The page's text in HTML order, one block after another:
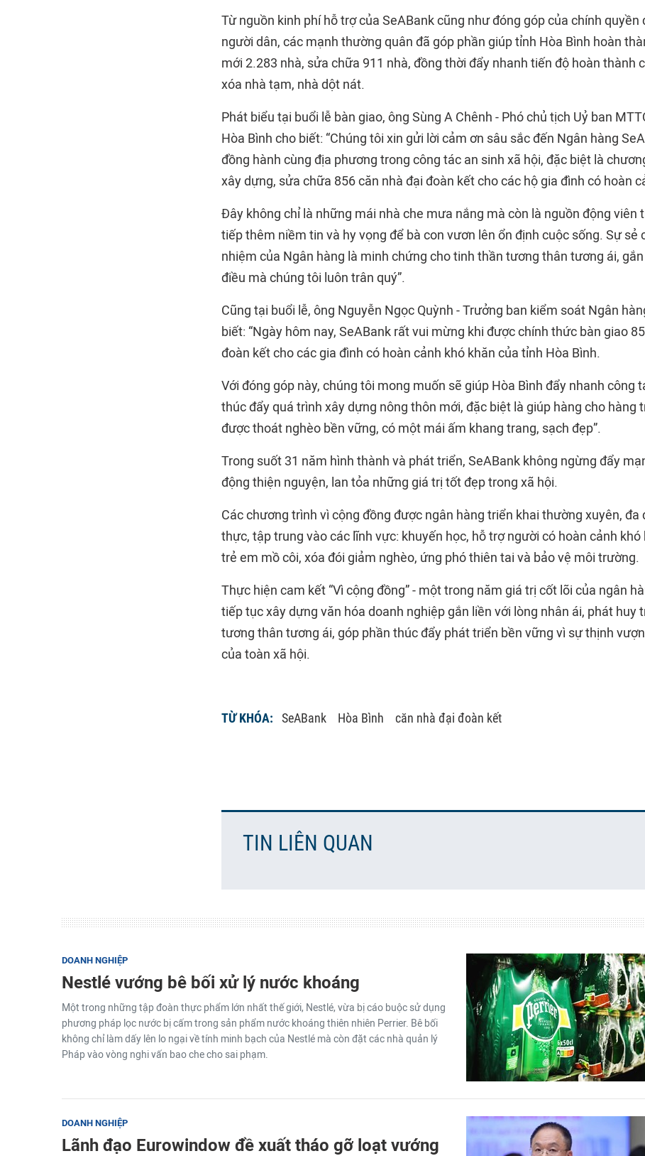
Từ nguồn kinh phí hỗ trợ của SeABankcũng như đóng góp của chính quyền
người dân, các mạnh thường quân đã góp phần giúp tỉnh Hòa Bình hoàn
mới 2.283 nhà, sửa chữa 911 nhà, đồng thời đẩy nhanh tiến độ hoàn thành
xóa nhà tạm, nhà dột nát.
Phát biểu tại buổi lễ bàn giao, ông Sùng A Chênh - Phó chủ tịch Uỷ ban
Hòa Bình cho biết: “Chúng tôi xin gửi lời cảm ơn sâu sắc đến Ngân hàng
đồng hành cùng địa phương trong công tác an sinh xã hội, đặc biệt là
xây dựng, sửa chữa 856 căn nhà đại đoàn kết cho các hộ gia đình có hoàn
Đây không chỉ là những mái nhà che mưa nắng mà còn là nguồn động viên
tiếp thêm niềm tin và hy vọng để bà con vươn lên ổn định cuộc sống. Sự sẻ
nhiệm của Ngân hàng là minh chứng cho tinh thần tương thân tương ái,
điều mà chúng tôi luôn trân quý”.
Cũng tại buổi lễ, ông Nguyễn Ngọc Quỳnh - Trưởng ban kiểm soát Ngân
biết: “Ngày hôm nay, SeABank rất vui mừng khi được chính thức bàn giao
đoàn kết cho các gia đình có hoàn cảnh khó khăn của tỉnh Hòa Bình.
Với đóng góp này, chúng tôi mong muốn sẽ giúp Hòa Bình đẩy nhanh công
thúc đẩy quá trình xây dựng nông thôn mới, đặc biệt là giúp hàng cho hàng
được thoát nghèo bền vững, có một mái ấm khang trang, sạch đẹp”.
Trong suốt 31 năm hình thành và phát triển, SeABank không ngừng đẩy
động thiện nguyện, lan tỏa những giá trị tốt đẹp trong xã hội.
Các chương trình vì cộng đồng được ngân hàng triển khai thường xuyên, đa
thực, tập trung vào các lĩnh vực: khuyến học, hỗ trợ người có hoàn cảnh
trẻ em mồ côi, xóa đói giảm nghèo, ứng phó thiên tai và bảo vệ môi trường.
Thực hiện cam kết “Vì cộng đồng” - một trong năm giá trị cốt lõi của ngân
tiếp tục xây dựng văn hóa doanh nghiệp gắn liền với lòng nhân ái, phát huy
tương thân tương ái, góp phần thúc đẩy phát triển bền vững vì sự thịnh
của toàn xã hội.
TỪ KHÓA: SeABank Hòa Bình căn nhà đại đoàn kết
TIN LIÊN QUAN
DOANH NGHIỆP
Nestlé vướng bê bối xử lý nước khoáng
Một trong những tập đoàn thực phẩm lớn nhất thế giới, Nestlé, vừa bị cáo buộc sử dụng
phương pháp lọc nước bị cấm trong sản phẩm nước khoáng thiên nhiên Perrier. Bê bối
không chỉ làm dấy lên lo ngại về tính minh bạch của Nestlé mà còn đặt các nhà quản lý
Pháp vào vòng nghi vấn bao che cho sai phạm.
DOANH NGHIỆP
Lãnh đạo Eurowindow đề xuất tháo gỡ loạt vướng